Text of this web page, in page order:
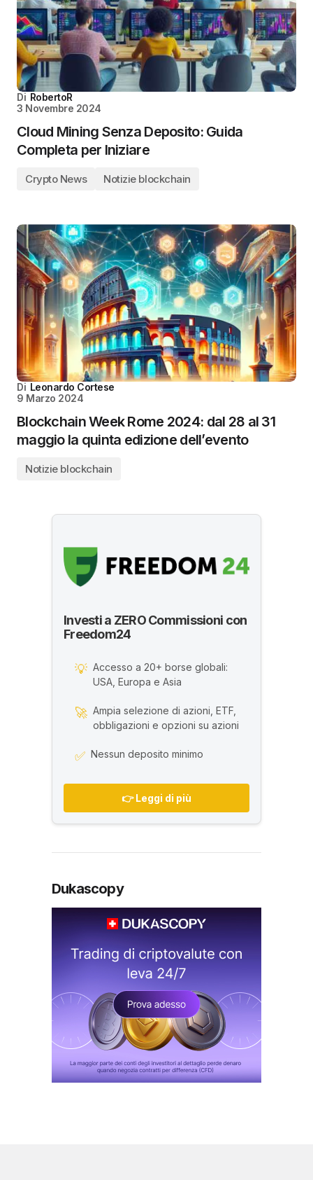
Di RobertoR
3 Novembre 2024
Cloud Mining Senza Deposito: Guida
Completa per Iniziare
Crypto News Notizie blockchain
Di Leonardo Cortese
9 Marzo 2024
Blockchain Week Rome 2024: dal 28 al 31
maggio la quinta edizione dell’evento
Notizie blockchain
Investi a ZERO Commissioni con
Freedom24
💡 Accesso a 20+ borse globali:
USA, Europa e Asia
🚀 Ampia selezione di azioni, ETF,
obbligazioni e opzioni su azioni
✅ Nessun deposito minimo
👉 Leggi di più
Dukascopy